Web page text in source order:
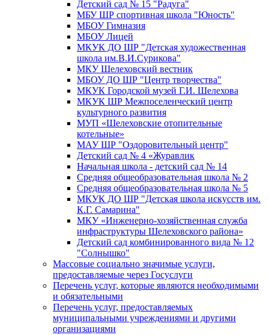
Детский сад № 15 "Радуга"
МБУ ШР спортивная школа "Юность"
МБОУ Гимназия
МБОУ Лицей
МКУК ДО ШР "Детская художественная
школа им.В.И.Сурикова"
МКУ Шелеховский вестник
МБОУ ДО ШР "Центр творчества"
МКУК Городской музей Г.И. Шелехова
МКУК ШР Межпоселенческий центр
культурного развития
МУП «Шелеховские отопительные
котельные»
МАУ ШР "Оздоровительный центр"
Детский сад № 4 «Журавлик
Начальная школа - детский сад № 14
Средняя общеобразовательная школа № 2
Средняя общеобразовательная школа № 5
МКУК ДО ШР "Детская школа искусств им.
К.Г. Самарина"
МКУ «Инженерно-хозяйственная служба
инфраструктуры Шелеховского района»
Детский сад комбинированного вида № 12
"Солнышко"
Массовые социально значимые услуги,
предоставляемые через Госуслуги
Перечень услуг, которые являются необходимыми
и обязательными
Перечень услуг, предоставляемых
муниципальными учреждениями и другими
организациями